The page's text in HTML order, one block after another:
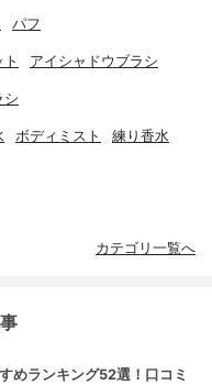
パフ
アイシャドウブラシ
シ
ボディミスト 練り香水
カテゴリ一覧へ
めランキング52選！口コミ